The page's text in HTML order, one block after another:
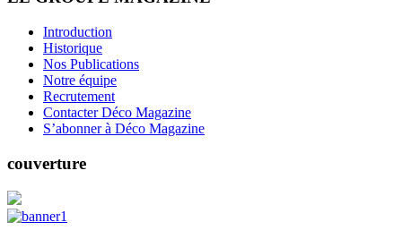
Introduction
Historique
Nos Publications
Notre équipe
Recrutement
Contacter Déco Magazine
S’abonner à Déco Magazine
couverture